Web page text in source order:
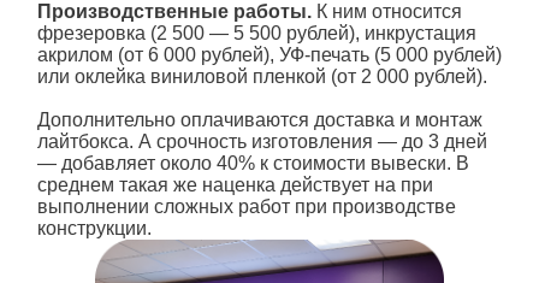
Производственные работы.К ним относится
фрезеровка (2 500 — 5 500 рублей), инкрустация
акрилом (от 6 000 рублей), УФ-печать (5 000 рублей)
или оклейка виниловой пленкой (от 2 000 рублей).
Дополнительно оплачиваются доставка и монтаж
лайтбокса. А срочность изготовления — до 3 дней
— добавляет около 40% к стоимости вывески. В
среднем такая же наценка действует на при
выполнении сложных работ при производстве
конструкции.